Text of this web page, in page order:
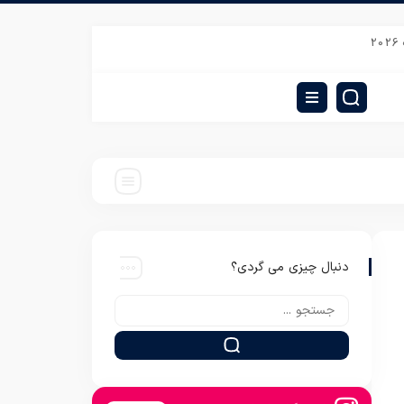
قیمت تشک ضد حساسیت مسافرتی رادمان
دنبال چیزی می گردی؟